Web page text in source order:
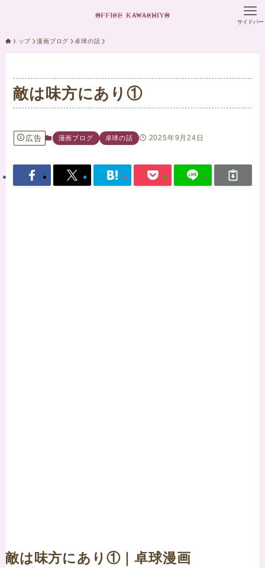
サイドバー
トップ 漫画ブログ 卓球の話
敵は味方にあり①
広告 漫画ブログ 卓球の話 2025年9月24日
敵は味方にあり①｜卓球漫画